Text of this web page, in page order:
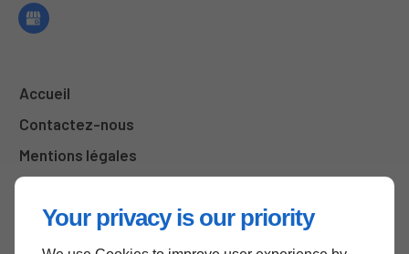
Your privacy is our priority
Accueil
Contactez-nous
Mentions légales